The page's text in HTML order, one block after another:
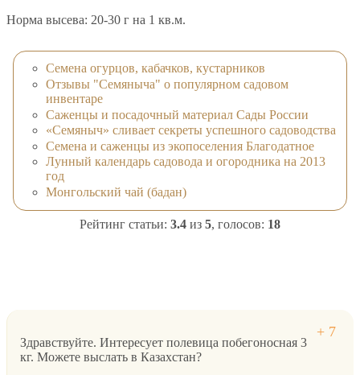
Норма высева: 20-30 г на 1 кв.м.
Семена огурцов, кабачков, кустарников
Отзывы "Семяныча" о популярном садовом
инвентаре
Саженцы и посадочный материал Сады России
«Семяныч» сливает секреты успешного садоводства
Семена и саженцы из экопоселения Благодатное
Лунный календарь садовода и огородника на 2013
год
Монгольский чай (бадан)
Рейтинг статьи: 3.4 из 5, голосов: 18
Здравствуйте. Интересует полевица побегоносная 3
кг. Можете выслать в Казахстан?